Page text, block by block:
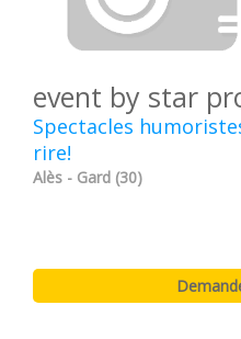
event by star
Spectacles
rire!
Alès - Gard (30)